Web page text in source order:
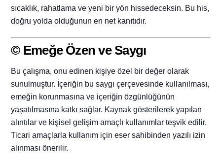
sıcaklık, rahatlama ve yeni bir yön hissedeceksin. Bu his,
doğru yolda olduğunun en net kanıtıdır.
© Emeğe Özen ve Saygı
Bu çalışma, onu edinen kişiye özel bir değer olarak
sunulmuştur. İçeriğin bu saygı çerçevesinde kullanılması,
emeğin korunmasına ve içeriğin özgünlüğünün
yaşatılmasına katkı sağlar. Kaynak gösterilerek yapılan
alıntılar ve kişisel gelişim amaçlı kullanımlar teşvik edilir.
Ticari amaçlarla kullanım için eser sahibinden yazılı izin
alınması önerilir.